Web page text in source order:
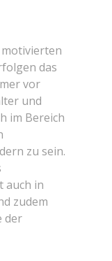
das
vor
und
im Bereich
zu sein.
auch in
zudem
der